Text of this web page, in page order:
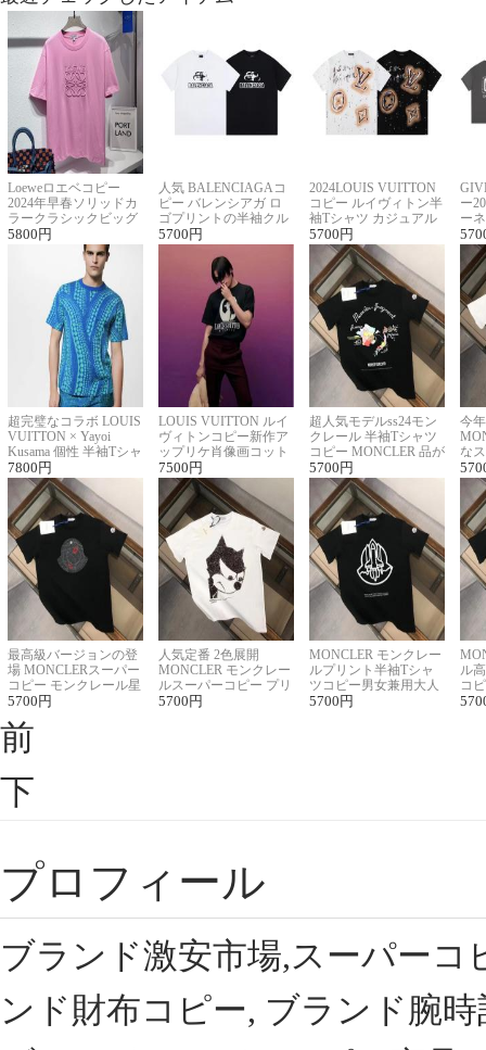
Loeweロエベコピー
2024年早春ソリッドカ
ラークラシックビッグ
ロゴ刺繍Tシャツ
5800 円
人気 BALENCIAGAコ
ピー バレンシアガ ロ
ゴプリントの半袖クル
ーネックTシャツ
5700 円
2024LOUIS VUITTON
コピー ルイヴィトン半
袖Tシャツ カジュアル
に馴染む 2色展開
5700 円
ー
ー
ー
超完璧なコラボ LOUIS
VUITTON × Yayoi
Kusama 個性 半袖Tシャ
ツコピー男女兼用
7800 円
LOUIS VUITTON ルイ
ヴィトンコピー新作ア
ップリケ肖像画コット
ンニット半袖Tシャツ
7500 円
超人気モデルss24モン
クレール 半袖Tシャツ
コピー MONCLER 品が
良く見た目
5700 円
今
な
ル
最高級バージョンの登
場 MONCLERスーパー
コピー モンクレール星
座半袖Tシャツ
5700 円
人気定番 2色展開
MONCLER モンクレー
ルスーパーコピー プリ
ント半袖Tシャツ
5700 円
MONCLER モンクレー
ルプリント半袖Tシャ
ツコピー男女兼用大人
可愛い春夏コーデ
5700 円
ル
コ
ィ
前
下
プロフィール
ブランド激安市場,スーパー
ンド財布コピー, ブランド腕